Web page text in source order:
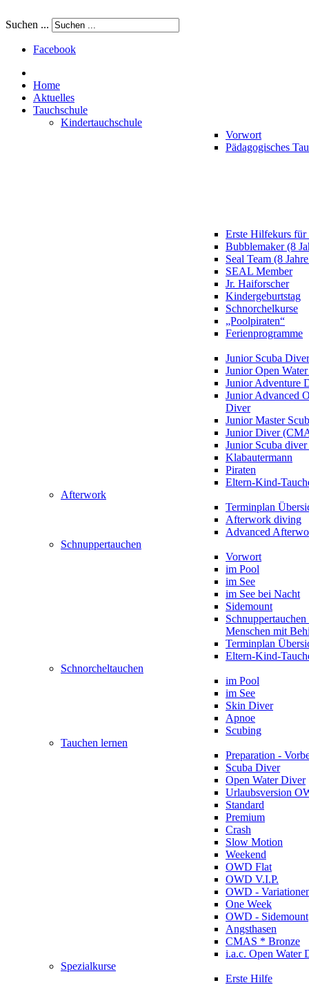
Suchen ...
Facebook
Home
Aktuelles
Tauchschule
Kindertauchschule
Vorwort
Pädagogisches
Erste Hilfekurs
Bubblemaker (8
Seal Team (8
SEAL Member
Jr. Haiforscher
Kindergeburtstag
Schnorchelkurse
„Poolpiraten“
Ferienprogramme
Junior Scuba Diver
Junior Open
Junior Adventure
Junior Advanced
Diver
Junior Master
Junior Diver
Junior Scuba
Klabautermann
Piraten
Eltern-Kind-
Afterwork
Terminplan
Afterwork diving
Advanced
Schnuppertauchen
Vorwort
im Pool
im See
im See bei Nacht
Sidemount
Menschen mit
Terminplan
Eltern-Kind-
Schnorcheltauchen
im Pool
im See
Skin Diver
Apnoe
Scubing
Tauchen lernen
Preparation -
Scuba Diver
Open Water Diver
Urlaubsversion
Standard
Premium
Crash
Slow Motion
Weekend
OWD Flat
OWD V.I.P.
OWD -
One Week
OWD - Sidemount
Angsthasen
CMAS * Bronze
i.a.c. Open Water
Spezialkurse
Erste Hilfe